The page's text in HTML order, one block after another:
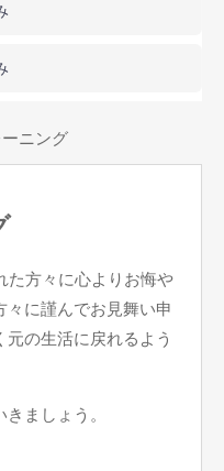
ニング
た方々に心よりお悔や
に謹んでお見舞い申
の生活に戻れるよう
ましょう。